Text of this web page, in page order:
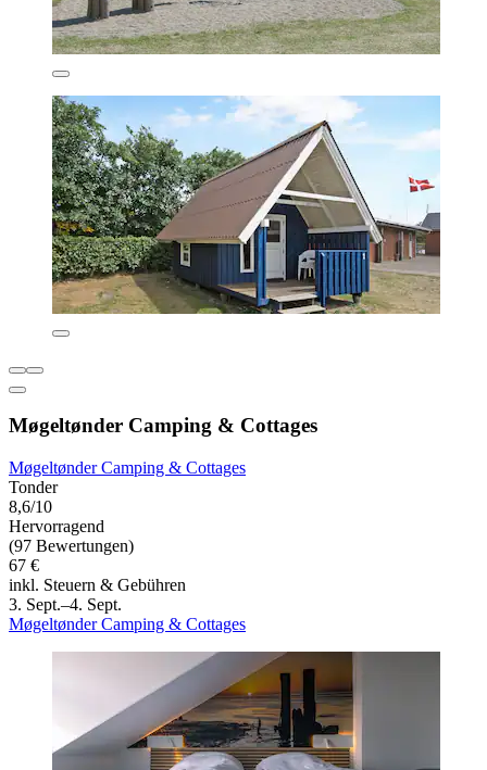
Møgeltønder Camping & Cottages
Møgeltønder Camping & Cottages
Tonder
8,6/10
Hervorragend
(97 Bewertungen)
67 €
inkl. Steuern & Gebühren
3. Sept.–4. Sept.
Møgeltønder Camping & Cottages